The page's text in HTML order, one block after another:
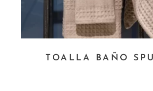
TOALLA BAÑO